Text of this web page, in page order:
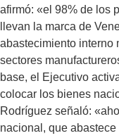
afirmó: «el 98% de los
llevan la marca de
abastecimiento interno
sectores
base, el Ejecutivo
colocar los bienes
Rodríguez señaló:
nacional, que